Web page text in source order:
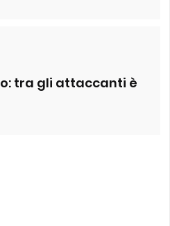
tra gli attaccanti è